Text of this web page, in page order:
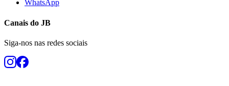
WhatsApp
Canais do JB
Siga-nos nas redes sociais